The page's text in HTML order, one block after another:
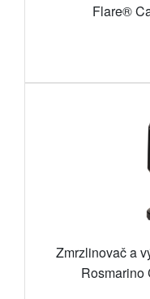
Flare®
Zmrzlinovač a
Rosmarino